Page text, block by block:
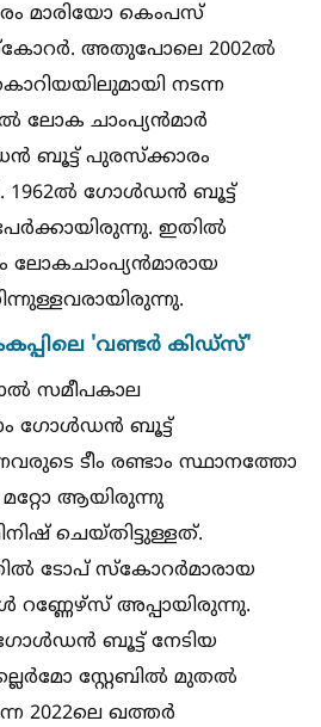
മാരിയോ കെംപസ്
അതുപോലെ 2002ല്‍
നടന്ന
ലോക ചാംപ്യൻമാർ
ബൂട്ട് പുരസ്ക്കാരം
1962ല്‍ ഗോള്‍ഡൻ ബൂട്ട്
ഇതില്‍
ലോകചാംപ്യൻമാരായ
'വണ്ടർ കിഡ്സ്'
സമീപകാല
ഗോള്‍ഡൻ ബൂട്ട്
ടീം രണ്ടാം സ്ഥാനത്തോ
ആയിരുന്നു
ചെയ്തിട്ടുള്ളത്.
ടോപ് സ്കോറർമാരായ
അപ്പായിരുന്നു.
ഗോള്‍ഡൻ ബൂട്ട് നേടിയ
സ്റ്റേബില്‍ മുതല്‍
2022ലെ ഖത്തർ